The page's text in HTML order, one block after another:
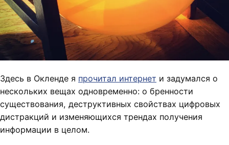
Здесь в Окленде я прочитал интернет и задумался о
нескольких вещах одновременно: о бренности
существования, деструктивных свойствах цифровых
дистракций и изменяющихся трендах получения
информации в целом.